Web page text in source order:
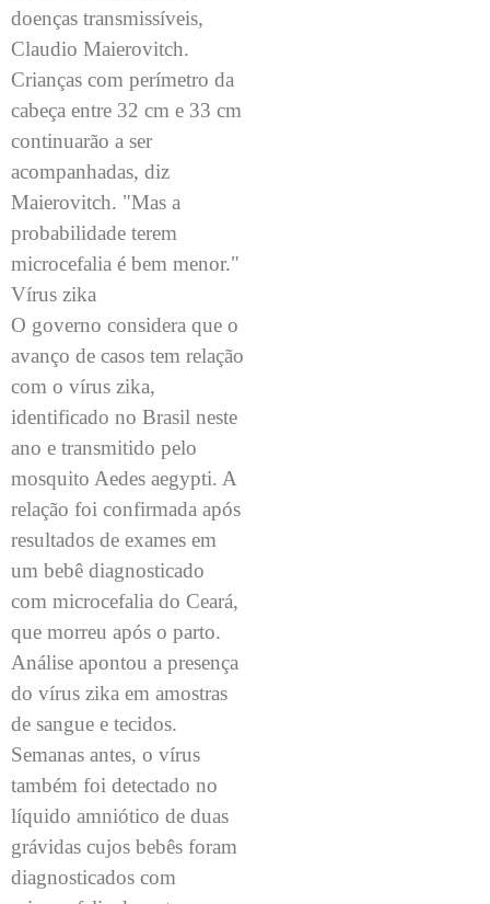
doenças transmissíveis,
Claudio Maierovitch.
Crianças com perímetro da
cabeça entre 32 cm e 33 cm
continuarão a ser
acompanhadas, diz
Maierovitch. "Mas a
probabilidade terem
microcefalia é bem menor."
Vírus zika
O governo considera que o
avanço de casos tem relação
com o vírus zika,
identificado no Brasil neste
ano e transmitido pelo
mosquito Aedes aegypti. A
relação foi confirmada após
resultados de exames em
um bebê diagnosticado
com microcefalia do Ceará,
que morreu após o parto.
Análise apontou a presença
do vírus zika em amostras
de sangue e tecidos.
Semanas antes, o vírus
também foi detectado no
líquido amniótico de duas
grávidas cujos bebês foram
diagnosticados com